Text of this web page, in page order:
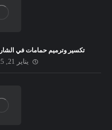
تكسير وترميم حمامات في الشارقة |0506691641| عزل
يناير 21, 2025